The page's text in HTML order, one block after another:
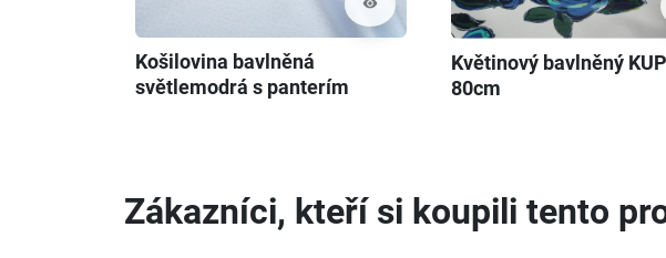
visibility
Košilovina bavlněná
světlemodrá s panterím
Květinový bavlněný
80cm
Zákazníci, kteří si koupili tento